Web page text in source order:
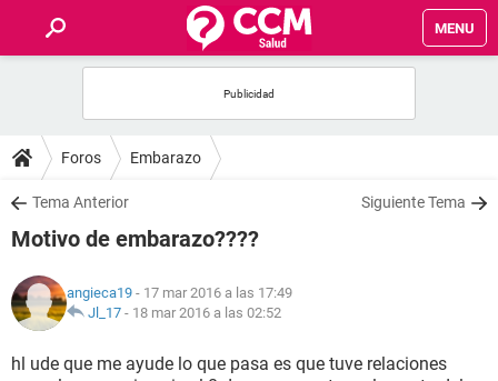
MENU
FOROS
SALUD
NUTRICIÓN
BIENESTAR
Foros Embarazo
Tema Anterior Siguiente Tema
Motivo de embarazo????
angieca19 - 17 mar 2016 a las 17:49
Jl_17 - 18 mar 2016 a las 02:52
hl ude que me ayude lo que pasa es que tuve relaciones